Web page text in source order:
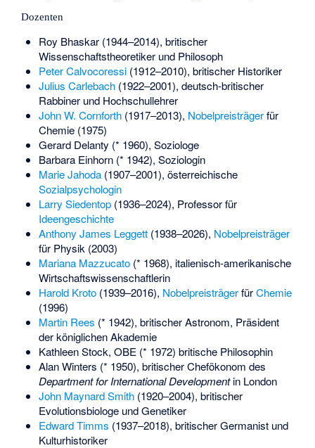
Dozenten
Roy Bhaskar(1944–2014), britischer
Wissenschaftstheoretiker und Philosoph
Peter Calvocoressi(1912–2010), britischer Historiker
Julius Carlebach(1922–2001), deutsch-britischer
Rabbiner und Hochschullehrer
John W. Cornforth(1917–2013), Nobelpreisträgerfür
Chemie (1975)
Gerard Delanty (* 1960), Soziologe
Barbara Einhorn(* 1942), Soziologin
Marie Jahoda(1907–2001), österreichische
Sozialpsychologin
Larry Siedentop(1936–2024), Professor für
Ideengeschichte
Anthony James Leggett(1938–2026), Nobelpreisträger
für Physik (2003)
Mariana Mazzucato(* 1968), italienisch-amerikanische
Wirtschaftswissenschaftlerin
Harold Kroto(1939–2016), NobelpreisträgerfürChemie
(1996)
Martin Rees (* 1942), britischer Astronom, Präsident
der königlichen Akademie
Kathleen Stock, OBE (* 1972) britische Philosophin
Alan Winters (* 1950), britischer Chefökonom des
Department for International Developmentin London
John Maynard Smith(1920–2004), britischer
Evolutionsbiologe und Genetiker
Edward Timms (1937–2018), britischer Germanist und
Kulturhistoriker